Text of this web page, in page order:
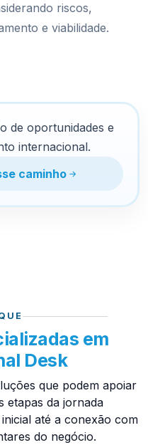
riscos,
e viabilidade.
de oportunidades e
internacional.
caminho
em
Desk
que podem apoiar
etapas da jornada
até a conexão com
do negócio.